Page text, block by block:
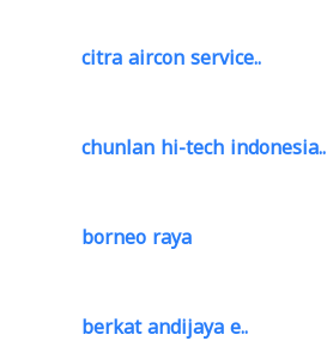
citra aircon service..
chunlan hi-tech indonesia..
borneo raya
berkat andijaya e..